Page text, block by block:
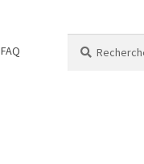
FAQ
pour :